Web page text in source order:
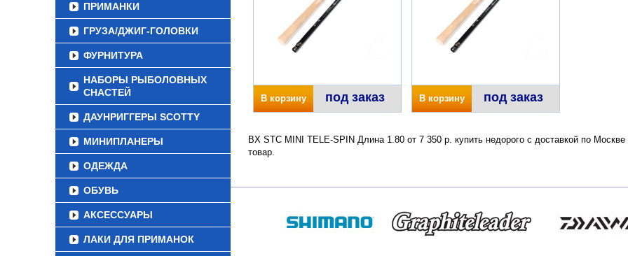
ПРИМАНКИ
ГРУЗА/ДЖИГ-ГОЛОВКИ
ФУРНИТУРА
НАБОРЫ РЫБОЛОВНЫХ
СНАСТЕЙ
ДАУНРИГГЕРЫ SCOTTY
МИНИПЛАНЕРЫ
ОДЕЖДА
ОБУВЬ
АКСЕССУАРЫ
ЛАКИ ДЛЯ ПРИМАНОК
В корзину под заказ В корзину под заказ
BX STC MINI TELE-SPIN Длина 1.80 от 7 350 р. купить недорого с доставкой по
товар.